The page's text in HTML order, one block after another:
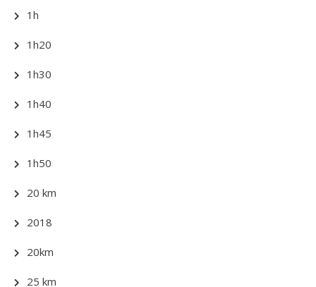
1h
1h20
1h30
1h40
1h45
1h50
20 km
2018
20km
25 km